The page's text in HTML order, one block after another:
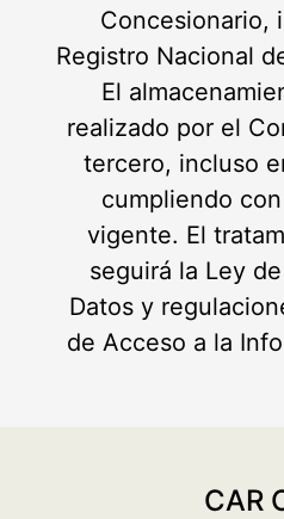
Concesionario,
Registro Nacional
El
realizado por el
tercero, incluso
cumpliendo
vigente. El
seguirá la Ley
Datos y
de Acceso a la
CAR